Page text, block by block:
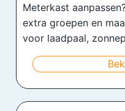
Meterkast
extra groepen en
voor laadpaal,